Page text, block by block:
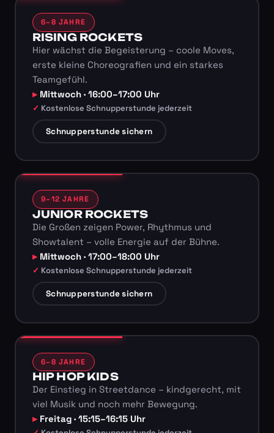
6–8 JAHRE
RISING ROCKETS
Hier wächst die Begeisterung – coole Moves,
erste kleine Choreografien und ein starkes
Teamgefühl.
Mittwoch · 16:00–17:00 Uhr
Kostenlose Schnupperstunde jederzeit
Schnupperstunde sichern
9–12 JAHRE
JUNIOR ROCKETS
Die Großen zeigen Power, Rhythmus und
Showtalent – volle Energie auf der Bühne.
Mittwoch · 17:00–18:00 Uhr
Kostenlose Schnupperstunde jederzeit
Schnupperstunde sichern
6–8 JAHRE
HIP HOP KIDS
Der Einstieg in Streetdance – kindgerecht, mit
viel Musik und noch mehr Bewegung.
Freitag · 15:15–16:15 Uhr